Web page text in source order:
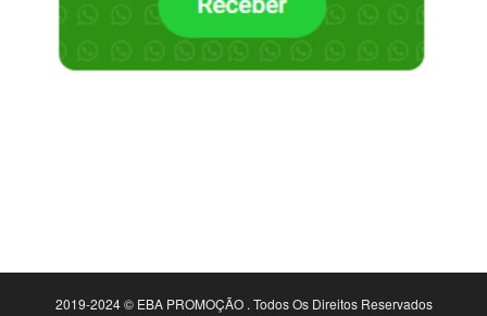
2019-2024 © EBA PROMOÇÃO . Todos Os Direitos Reservados